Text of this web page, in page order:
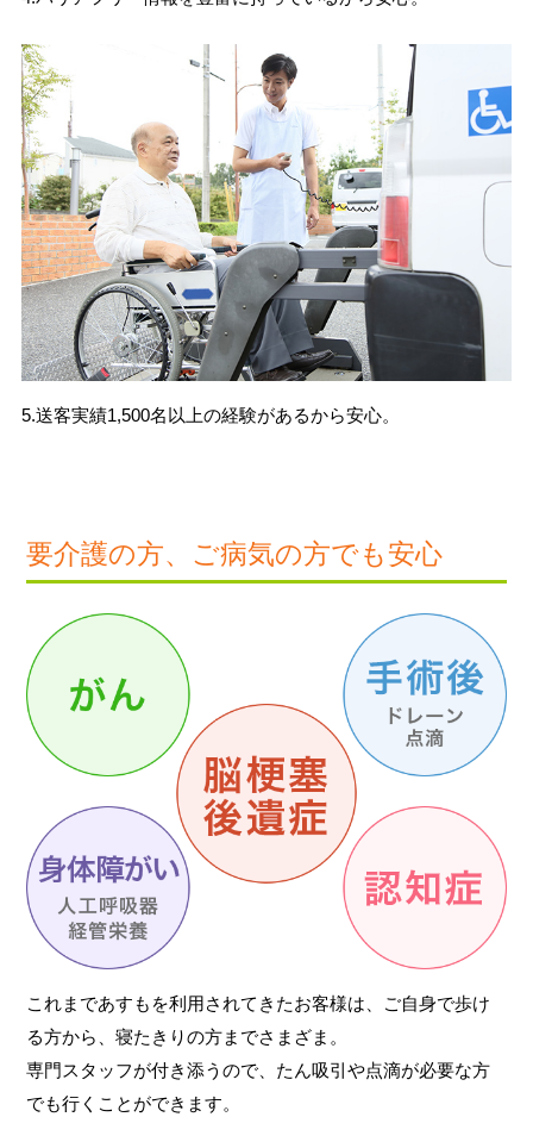
5.送客実績1,500名以上の経験があるから安心。
要介護の方、ご病気の方でも安心
これまであすもを利用されてきたお客様は、ご自身で歩け
る方から、寝たきりの方までさまざま。
専門スタッフが付き添うので、たん吸引や点滴が必要な方
でも行くことができます。